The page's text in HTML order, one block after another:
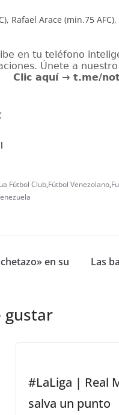
Rafael Arace (min.75
Fútbol Club,Fútbol Venezolano,
en su
Las
gustar
#LaLiga | Real
salva un punto